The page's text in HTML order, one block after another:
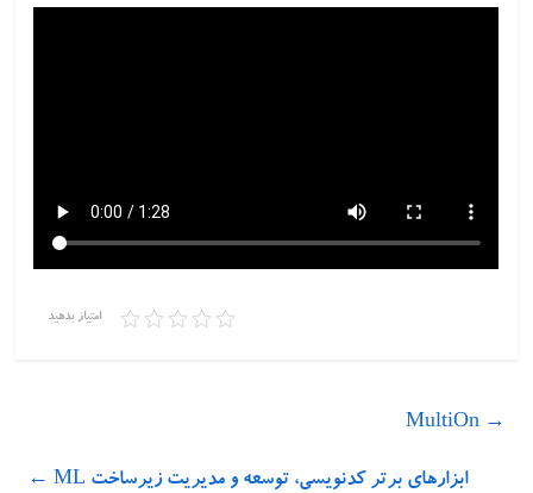
امتیاز بدهید
→
MultiOn
ابزارهای برتر کدنویسی، توسعه و مدیریت زیرساخت ML ←